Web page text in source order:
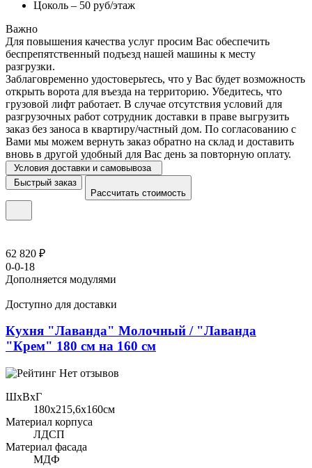
Цоколь – 50 руб/этаж
Важно
Для повышения качества услуг просим Вас обеспечить
беспрепятственный подъезд нашей машины к месту
разгрузки.
Заблаговременно удостоверьтесь, что у Вас будет возможность
открыть ворота для въезда на территорию. Убедитесь, что
грузовой лифт работает. В случае отсутствия условий для
разгрузочных работ сотрудник доставки в праве выгрузить
заказ без заноса в квартиру/частный дом. По согласованию с
Вами мы можем вернуть заказ обратно на склад и доставить
вновь в другой удобный для Вас день за повторную оплату.
Условия доставки и самовывоза
Быстрый заказ
Рассчитать стоимость
62 820 ₽
0-0-18
Дополняется модулями
Доступно для доставки
Кухня "Лаванда" Молочный / "Лаванда
"Крем" 180 см на 160 см
Нет отзывов
ШхВхГ
180x215,6х160см
Материал корпуса
ЛДСП
Материал фасада
МДФ